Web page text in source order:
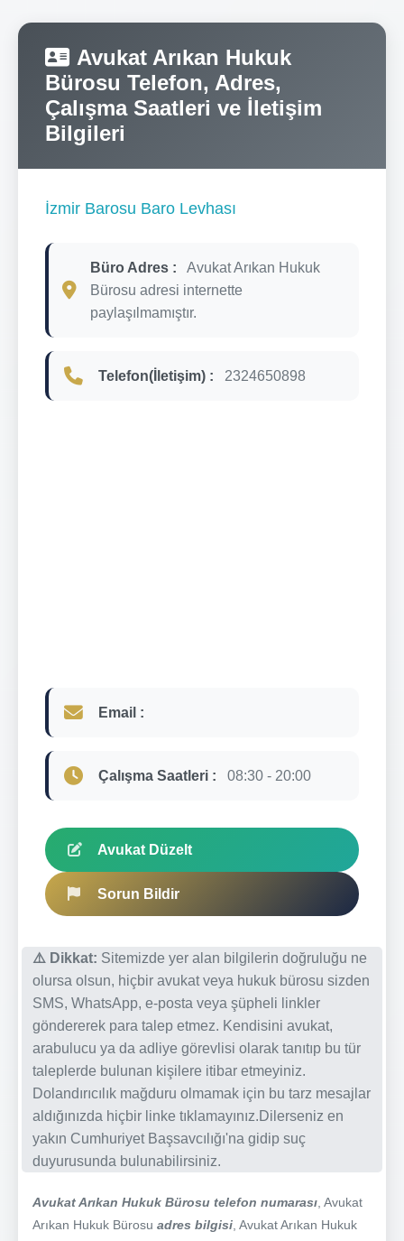
Avukat Arıkan Hukuk
Bürosu Telefon, Adres,
Çalışma Saatleri ve İletişim
Bilgileri
İzmir Barosu Baro Levhası
Büro Adres :
Avukat Arıkan Hukuk
Bürosu adresi internette
paylaşılmamıştır.
Telefon(İletişim) : 2324650898
Email :
Çalışma Saatleri : 08:30 - 20:00
Avukat Düzelt
Sorun Bildir
⚠️ Dikkat: Sitemizde yer alan bilgilerin doğruluğu ne
olursa olsun, hiçbir avukat veya hukuk bürosu sizden
SMS, WhatsApp, e-posta veya şüpheli linkler
göndererek para talep etmez. Kendisini avukat,
arabulucu ya da adliye görevlisi olarak tanıtıp bu tür
taleplerde bulunan kişilere itibar etmeyiniz.
Dolandırıcılık mağduru olmamak için bu tarz mesajlar
aldığınızda hiçbir linke tıklamayınız.Dilerseniz en
yakın Cumhuriyet Başsavcılığı'na gidip suç
duyurusunda bulunabilirsiniz.
Avukat Arıkan Hukuk Bürosu telefon numarası , Avukat
Arıkan Hukuk Bürosu adres bilgisi , Avukat Arıkan Hukuk